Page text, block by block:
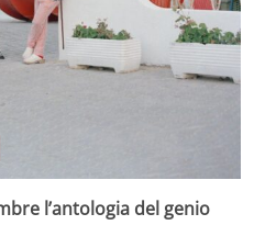
l’antologia del genio